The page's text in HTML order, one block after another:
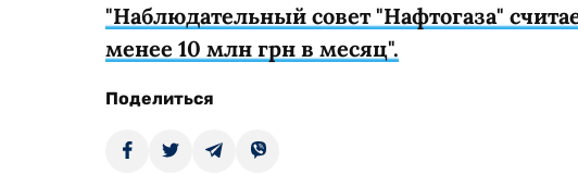
"Наблюдательный совет "Нафтогаза"
менее 10 млн грн в месяц".
Поделиться